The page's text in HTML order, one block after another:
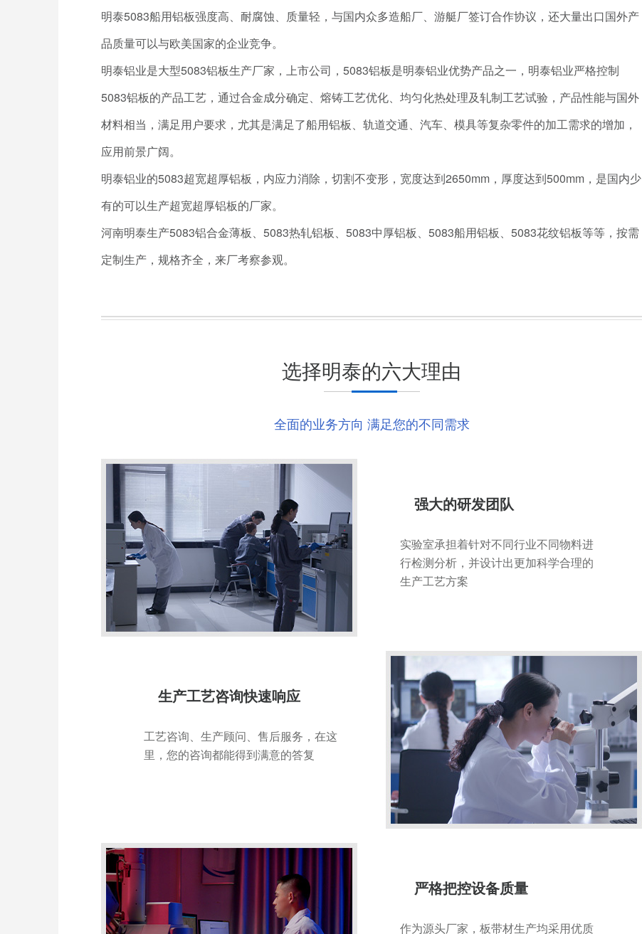
明泰5083船用铝板强度高、耐腐蚀、质量轻，与国内众多造船厂、游艇厂签订合作协议，还大量出口国外产
品质量可以与欧美国家的企业竞争。
明泰铝业是大型5083铝板生产厂家，上市公司，5083铝板是明泰铝业优势产品之一，明泰铝业严格控制
5083铝板的产品工艺，通过合金成分确定、熔铸工艺优化、均匀化热处理及轧制工艺试验，产品性能与国外
材料相当，满足用户要求，尤其是满足了船用铝板、轨道交通、汽车、模具等复杂零件的加工需求的增加，
应用前景广阔。
明泰铝业的5083超宽超厚铝板，内应力消除，切割不变形，宽度达到2650mm，厚度达到500mm，是国内少
有的可以生产超宽超厚铝板的厂家。
河南明泰生产5083铝合金薄板、5083热轧铝板、5083中厚铝板、5083船用铝板、5083花纹铝板等等，按需
定制生产，规格齐全，来厂考察参观。
选择明泰的六大理由
全面的业务方向 满足您的不同需求
强大的研发团队
实验室承担着针对不同行业不同物料进
行检测分析，并设计出更加科学合理的
生产工艺方案
生产工艺咨询快速响应
工艺咨询、生产顾问、售后服务，在这
里，您的咨询都能得到满意的答复
严格把控设备质量
作为源头厂家，板带材生产均采用优质